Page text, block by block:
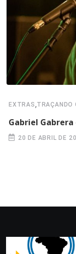
EXTRAS,TRAÇANDO
Gabriel Gabrera
20 DE ABRIL DE